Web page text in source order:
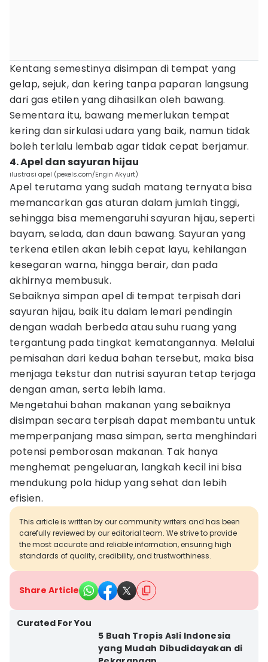
Kentang semestinya disimpan di tempat yang
gelap, sejuk, dan kering tanpa paparan langsung
dari gas etilen yang dihasilkan oleh bawang.
Sementara itu, bawang memerlukan tempat
kering dan sirkulasi udara yang baik, namun tidak
boleh terlalu lembab agar tidak cepat berjamur.
4. Apel dan sayuran hijau
ilustrasi apel (pexels.com/Engin Akyurt)
Apel terutama yang sudah matang ternyata bisa
memancarkan gas aturan dalam jumlah tinggi,
sehingga bisa memengaruhi sayuran hijau, seperti
bayam, selada, dan daun bawang. Sayuran yang
terkena etilen akan lebih cepat layu, kehilangan
kesegaran warna, hingga berair, dan pada
akhirnya membusuk.
Sebaiknya simpan apel di tempat terpisah dari
sayuran hijau, baik itu dalam lemari pendingin
dengan wadah berbeda atau suhu ruang yang
tergantung pada tingkat kematangannya. Melalui
pemisahan dari kedua bahan tersebut, maka bisa
menjaga tekstur dan nutrisi sayuran tetap terjaga
dengan aman, serta lebih lama.
Mengetahui bahan makanan yang sebaiknya
disimpan secara terpisah dapat membantu untuk
memperpanjang masa simpan, serta menghindari
potensi pemborosan makanan. Tak hanya
menghemat pengeluaran, langkah kecil ini bisa
mendukung pola hidup yang sehat dan lebih
efisien.
This article is written by our community writers and has been
carefully reviewed by our editorial team. We strive to provide
the most accurate and reliable information, ensuring high
standards of quality, credibility, and trustworthiness.
Share Article
Curated For You
5 Buah Tropis Asli Indonesia
yang Mudah Dibudidayakan di